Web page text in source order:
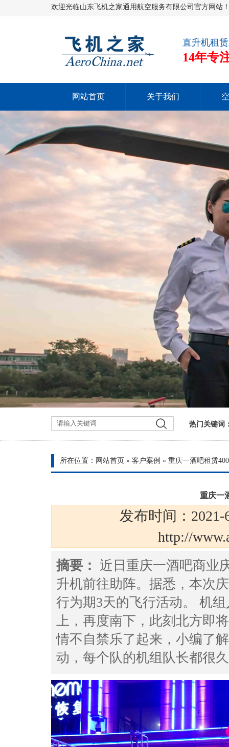
欢迎光临山东飞机之家通用航空服务有限公司官方网站
直升机租
14年专
网站首页 关于我们
热门关键词
所在位置： 网站首页 » 客户案例 » 重庆一酒吧租赁
重庆一
发布时间：
http://
摘要： 近日重庆一酒吧商业
升机前往助阵。据悉，本次
行为期3天的飞行活动。 机
上，再度南下，此刻北方即
情不自禁乐了起来，小编了
动，每个队的机组队长都很